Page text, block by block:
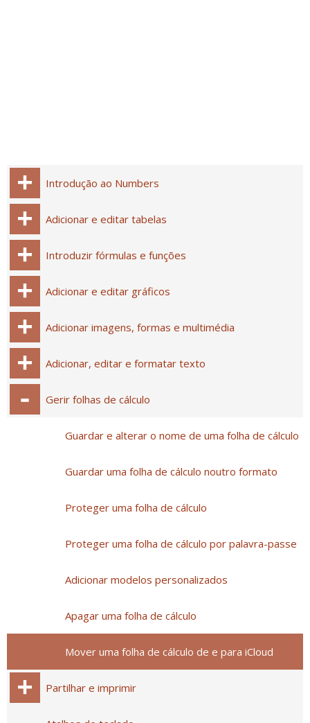
Introdução ao Numbers
Adicionar e editar tabelas
Introduzir fórmulas e funções
Adicionar e editar gráficos
Adicionar imagens, formas e multimédia
Adicionar, editar e formatar texto
Gerir folhas de cálculo
Guardar e alterar o nome de uma folha de cálculo
Guardar uma folha de cálculo noutro formato
Proteger uma folha de cálculo
Proteger uma folha de cálculo por palavra-passe
Adicionar modelos personalizados
Apagar uma folha de cálculo
Mover uma folha de cálculo de e para iCloud
Partilhar e imprimir